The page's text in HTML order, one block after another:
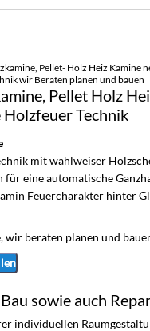
Pellet- Holz Heiz Kamine
wir Beraten planen und bauen
Pellet Holz
Holzfeuer Technik
mit wahlweiser
für eine automatische
Feuercharakter hinter
wir beraten planen und
sowie auch
individuellen